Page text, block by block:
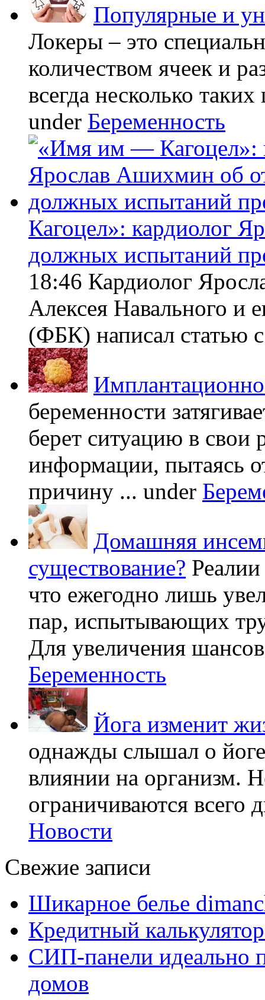
Популярные и
Локеры – это
количеством ячеек и
всегда несколько
under Беременность
Кагоцел»: кардиолог
должных испытаний
18:46 Кардиолог
Алексея Навального и
(ФБК) написал статью
беременности
берет ситуацию в свои
информации, пытаясь
причину ... under
Домашняя
существование?
что ежегодно лишь
пар, испытывающих
Для увеличения
Беременность
Йога изменит
однажды слышал о
влиянии на организм.
ограничиваются всего
Новости
Свежие записи
Шикарное белье
Кредитный
СИП-панели идеально
домов